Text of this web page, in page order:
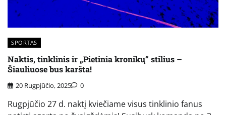
SPORTAS
Naktis, tinklinis ir „Pietinia kronikų“ stilius –
Šiauliuose bus karšta!
20 Rugpjūčio, 2025 0
Rugpjūčio 27 d. naktį kviečiame visus tinklinio fanus